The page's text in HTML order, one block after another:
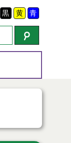
黒 黄 青